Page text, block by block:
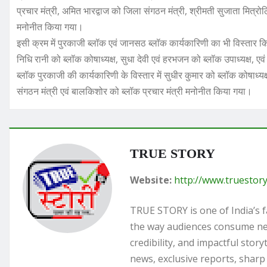
प्रचार मंत्री, अमित भारद्वाज को जिला संगठन मंत्री, श्रीमती सुजाता
मनोनीत किया गया।
इसी क्रम में पुरकाजी ब्लॉक एवं जानसठ ब्लॉक कार्यकारिणी का भी विस्तार
निधि रानी को ब्लॉक कोषाध्यक्ष, सुधा देवी एवं हरभजन को ब्लॉक
ब्लॉक पुरकाजी की कार्यकारिणी के विस्तार में सुधीर कुमार को ब्लॉक
संगठन मंत्री एवं बालकिशोर को ब्लॉक प्रचार मंत्री मनोनीत किया गया।
TRUE STORY
Website: http://
TRUE STORY is one of
the way audiences consume
credibility, and impactful
news, exclusive reports,